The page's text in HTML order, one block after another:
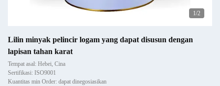
1/2
Lilin minyak pelincir logam yang dapat disusun dengan
lapisan tahan karat
Tempat asal: Hebei, Cina
Sertifikasi: ISO9001
Kuantitas min Order: dapat dinegosiasikan